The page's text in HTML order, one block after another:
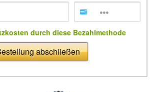
durch diese Bezahlmethode
abschließen